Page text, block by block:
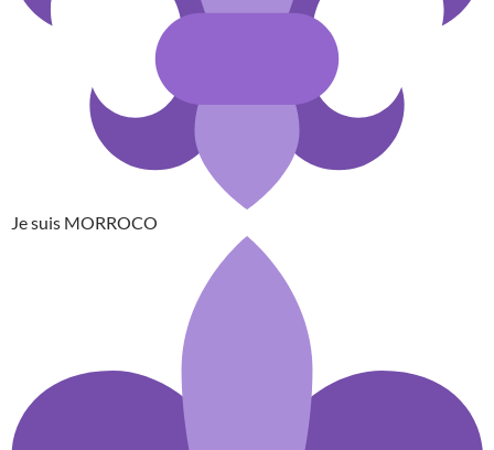
Je suis MORROCO